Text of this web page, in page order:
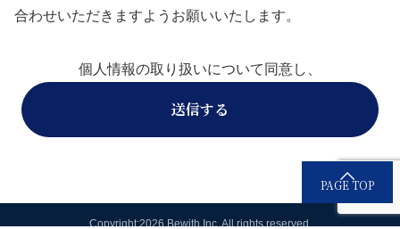
合わせいただきますようお願いいたします。
個人情報の取り扱いについて同意し、
送信する
PAGE TOP
Copyright:2026 Bewith,Inc. All rights reserved.